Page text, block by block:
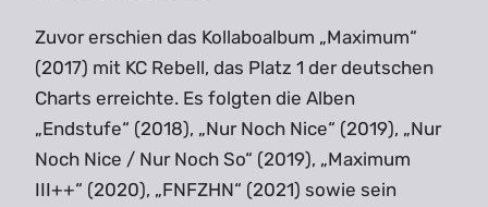
Zuvor erschien das Kollaboalbum „Maximum“
(2017) mit KC Rebell, das Platz 1 der deutschen
Charts erreichte. Es folgten die Alben
„Endstufe“ (2018), „Nur Noch Nice“ (2019), „Nur
Noch Nice / Nur Noch So“ (2019), „Maximum
III++“ (2020), „FNFZHN“ (2021) sowie sein